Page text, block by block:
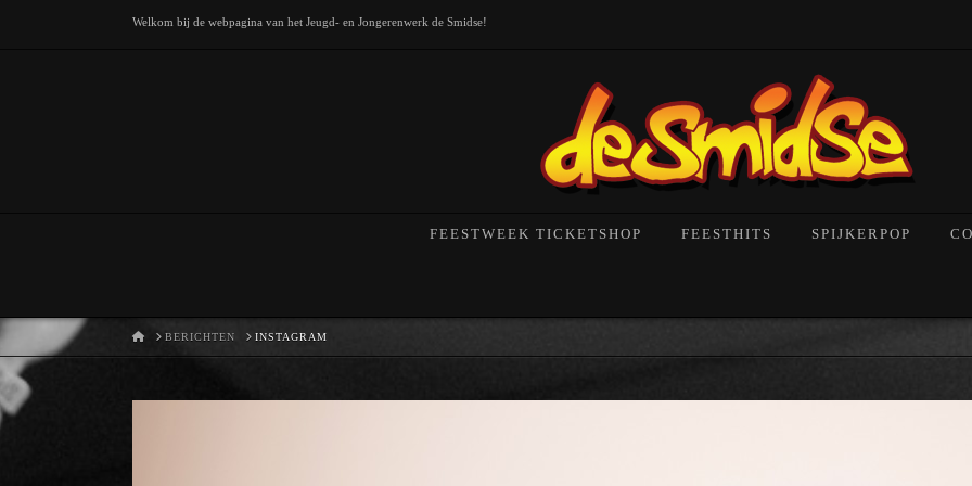
Welkom bij de webpagina van het Jeugd- en Jongerenwerk de Smidse!
FEESTWEEK TICKETSHOP FEESTHITS SPIJKERPOP
HOMEBERICHTEN INSTAGRAM